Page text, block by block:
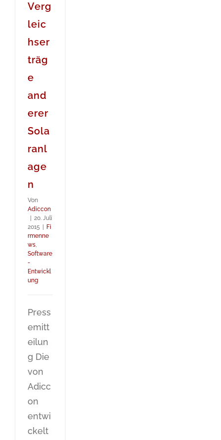
Verg
leic
hser
träg
e
and
erer
Sola
ranl
age
n
Von
Adiccon
20. Juli
2015
Fi
rmenne
ws,
Software
-
Entwickl
ung
Press
emitt
eilun
g Die
von
Adicc
on
entwi
ckelt